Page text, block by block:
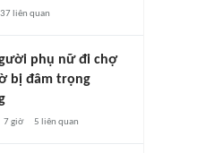
37liên quan
phụ nữ đi chợ
bị đâm trọng
7 giờ 5 liên quan